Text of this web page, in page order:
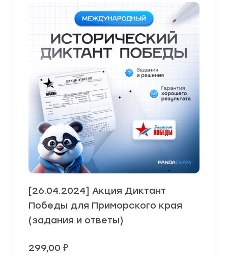
[26.04.2024] Акция Диктант
Победы для Приморского края
(задания и ответы)
299,00 ₽